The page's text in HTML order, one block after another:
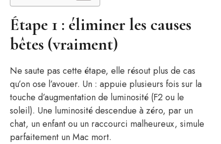
Étape 1 : éliminer les causes
bêtes (vraiment)
Ne saute pas cette étape, elle résout plus de cas
qu’on ose l’avouer. Un : appuie plusieurs fois sur la
touche d’augmentation de luminosité (F2 ou le
soleil). Une luminosité descendue à zéro, par un
chat, un enfant ou un raccourci malheureux, simule
parfaitement un Mac mort.